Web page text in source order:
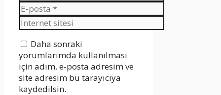
E-
posta
İnternet
sitesi
Daha sonraki
yorumlarımda kullanılması
için adım, e-posta adresim ve
site adresim bu tarayıcıya
kaydedilsin.